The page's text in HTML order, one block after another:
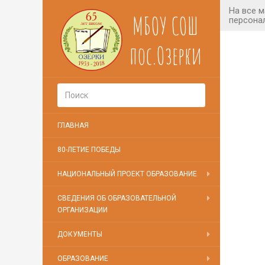
МБОУ СОШ
пос.Озерки
ГЛАВНАЯ
80-ЛЕТИЕ ПОБЕДЫ
НАЦИОНАЛЬНЫЙ ПРОЕКТ ОБРАЗОВАНИЕ
СВЕДЕНИЯ ОБ ОБРАЗОВАТЕЛЬНОЙ
ОРГАНИЗАЦИИ
ДОКУМЕНТЫ
ОБРАЗОВАНИЕ